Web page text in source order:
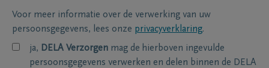
Voor meer informatie over de verwerking van uw
persoonsgegevens, lees onze privacyverklaring.
ja, DELA Verzorgen mag de hierboven ingevulde
persoonsgegevens verwerken en delen binnen de DELA